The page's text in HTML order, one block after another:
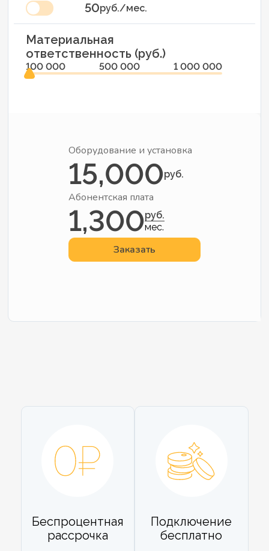
50руб./мес.
Материальная
ответственность (руб.)
100 000 500 000 1 000 000
Оборудование и установка
15,000руб.
Абонентская плата
1,300руб.
мес.
Заказать
Беспроцентная
рассрочка
Подключение
бесплатно